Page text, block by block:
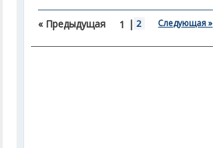
« Предыдущая 1 | 2 Следующая »